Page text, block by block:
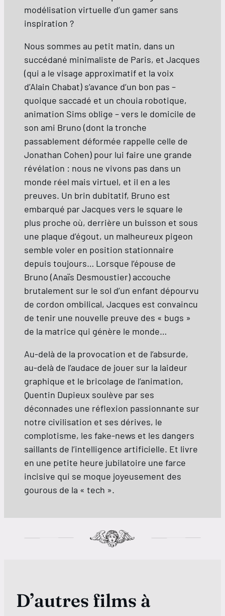
modélisation virtuelle d’un gamer sans
inspiration ?
Nous sommes au petit matin, dans un
succédané minimaliste de Paris, et Jacques
(qui a le visage approximatif et la voix
d’Alain Chabat) s’avance d’un bon pas –
quoique saccadé et un chouia robotique,
animation Sims oblige – vers le domicile de
son ami Bruno (dont la tronche
passablement déformée rappelle celle de
Jonathan Cohen) pour lui faire une grande
révélation : nous ne vivons pas dans un
monde réel mais virtuel, et il en a les
preuves. Un brin dubitatif, Bruno est
embarqué par Jacques vers le square le
plus proche où, derrière un buisson et sous
une plaque d’égout, un malheureux pigeon
semble voler en position stationnaire
depuis toujours… Lorsque l’épouse de
Bruno (Anaïs Desmoustier) accouche
brutalement sur le sol d’un enfant dépourvu
de cordon ombilical, Jacques est convaincu
de tenir une nouvelle preuve des « bugs »
de la matrice qui génère le monde…
Au-delà de la provocation et de l’absurde,
au-delà de l’audace de jouer sur la laideur
graphique et le bricolage de l’animation,
Quentin Dupieux soulève par ses
déconnades une réflexion passionnante sur
notre civilisation et ses dérives, le
complotisme, les fake-news et les dangers
saillants de l’intelligence artificielle. Et livre
en une petite heure jubilatoire une farce
incisive qui se moque joyeusement des
gourous de la « tech ».
D’autres films à